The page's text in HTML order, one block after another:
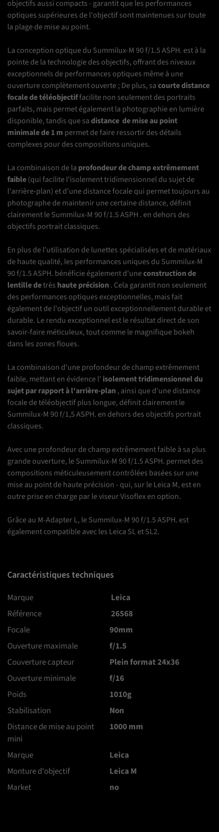
objectifs aussi compacts - garantit que les performances
optiques supérieures de l'objectif sont maintenues sur toute
la plage de mise au point.
La conception optique du Summilux-M 90 f/1.5 ASPH. est à la
pointe de la technologie des objectifs, offrant des niveaux
exceptionnels de performances optiques même à une
ouverture complètement ouverte ; De plus, sacourte distance
focale de téléobjectiffacilite non seulement des portraits
parfaits, mais permet également la photographie en lumière
disponible, tandis que sadistance demise au point
minimalede 1 m permet de faire ressortir des détails
complexes pour des compositions uniques.
La combinaison de la profondeur de champ extrêmement
faible(qui facilite l'isolement tridimensionnel du sujet de
l'arrière-plan) et d'une distance focale qui permet toujours au
photographe de maintenir une certaine distance, définit
clairement le Summilux-M 90 f/1.5 ASPH . en dehors des
objectifs portrait classiques.
En plus de l'utilisation de lunettes spécialisées et de matériaux
de haute qualité, les performances uniques du Summilux-M
90 f/1.5 ASPH. bénéficie également d'uneconstruction de
lentille detrès haute précision . Cela garantit non seulement
des performances optiques exceptionnelles, mais fait
également de l'objectif un outil exceptionnellement durable et
durable. Le rendu exceptionnel est le résultat direct de son
savoir-faire méticuleux, tout comme le magnifique bokeh
dans les zones floues.
La combinaison d'une profondeur de champ extrêmement
faible, mettant en évidence l' isolement tridimensionnel du
sujet par rapport à l'arrière-plan , ainsi que d'une distance
focale de téléobjectif plus longue, définit clairement le
Summilux-M 90 f/1,5 ASPH. en dehors des objectifs portrait
classiques.
Avec une profondeur de champ extrêmement faible à sa plus
grande ouverture, le Summilux-M 90 f/1.5 ASPH. permet des
compositions méticuleusement contrôlées basées sur une
mise au point de haute précision - qui, sur le Leica M, est en
outre prise en charge par le viseur Visoflex en option.
Grâce au M-Adapter L, le Summilux-M 90 f/1.5 ASPH. est
également compatible avec les Leica SL et SL2.
Caractéristiques techniques
Marque
Leica
Référence
26568
Focale
90mm
Ouverture maximale
f/1.5
Couverture capteur
Plein format 24x36
Ouverture minimale
f/16
Poids
1010g
Stabilisation
Non
Distance de mise au point
mini
1000 mm
Marque
Leica
Monture d'objectif
Leica M
Market
no